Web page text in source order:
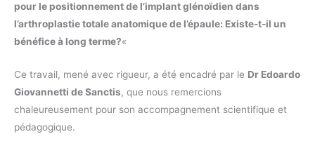
pour le positionnement de l’implant glénoïdien dans
l’arthroplastie totale anatomique de l’épaule: Existe-t-il un
bénéfice à long terme?«
Ce travail, mené avec rigueur, a été encadré par le Dr Edoardo
Giovannetti de Sanctis, que nous remercions
chaleureusement pour son accompagnement scientifique et
pédagogique.